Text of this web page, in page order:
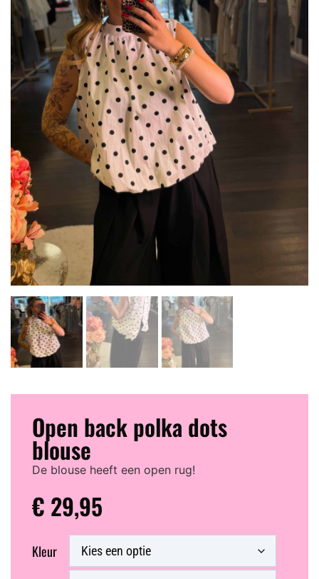
Open back polka dots
blouse
De blouse heeft een open rug!
€ 29,95
Kleur